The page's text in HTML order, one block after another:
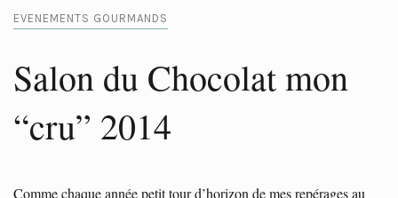
EVENEMENTS GOURMANDS
Salon du Chocolat mon
“cru” 2014
Comme chaque année petit tour d’horizon de mes repérages au